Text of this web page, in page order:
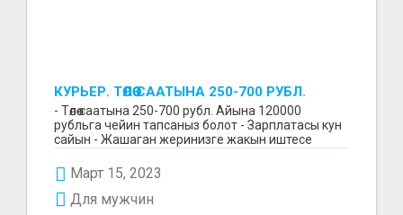
КУРЬЕР. ТӨЛӨӨ СААТЫНА 250-700 РУБЛ.
ЖУМУШ ГРАФИГИ СВОБОДНЫЙ. БЕЗ
ОПЫТА АЛАБЫЗ. ҮЙДҮН ЖАНЫНДА.
- Төлөө саатына 250-700 рубл. Айына 120000
рубльга чейин тапсаныз болот - Зарплатасы кун
сайын - Жашаган жеринизге жакын иштесе
Март 15, 2023
Для мужчин